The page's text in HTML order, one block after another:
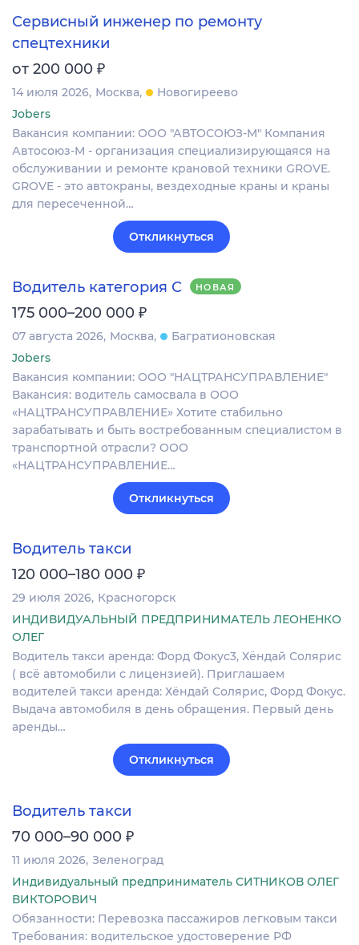
Сервисный инженер по ремонту
спецтехники
от 200 000 ₽
14 июля 2026 Москва
Новогиреево
Jobers
Вакансия компании: ООО "АВТОСОЮЗ-М" Компания
Автосоюз-М - организация специализирующаяся на
обслуживании и ремонте крановой техники GROVE.
GROVE - это автокраны, вездеходные краны и краны
для пересеченной…
Откликнуться
Водитель категория С НОВАЯ
175 000–200 000 ₽
07 августа 2026 Москва
Багратионовская
Jobers
Вакансия компании: ООО "НАЦТРАНСУПРАВЛЕНИЕ"
Вакансия: водитель самосвала в ООО
«НАЦТРАНСУПРАВЛЕНИЕ» Хотите стабильно
зарабатывать и быть востребованным специалистом в
транспортной отрасли? ООО
«НАЦТРАНСУПРАВЛЕНИЕ…
Откликнуться
Водитель такси
120 000–180 000 ₽
29 июля 2026 Красногорск
ИНДИВИДУАЛЬНЫЙ ПРЕДПРИНИМАТЕЛЬ ЛЕОНЕНКО
ОЛЕГ
Водитель такси аренда: Форд Фокус3, Хёндай Солярис
( всё автомобили с лицензией). Приглашаем
водителей такси аренда: Хёндай Солярис, Форд Фокус.
Выдача автомобиля в день обращения. Первый день
аренды…
Откликнуться
Водитель такси
70 000–90 000 ₽
11 июля 2026 Зеленоград
Индивидуальный предприниматель СИТНИКОВ ОЛЕГ
ВИКТОРОВИЧ
Обязанности: Перевозка пассажиров легковым такси
Требования: водительское удостоверение РФ